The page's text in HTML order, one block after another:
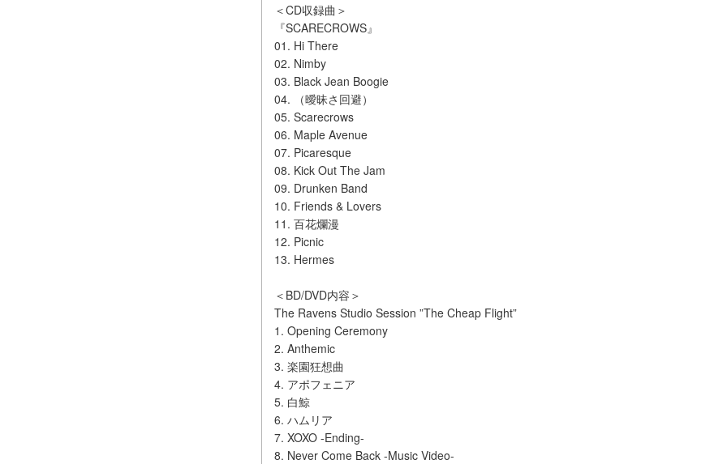
＜CD収録曲＞
『SCARECROWS』
01. Hi There
02. Nimby
03. Black Jean Boogie
04. （曖昧さ回避）
05. Scarecrows
06. Maple Avenue
07. Picaresque
08. Kick Out The Jam
09. Drunken Band
10. Friends & Lovers
11. 百花爛漫
12. Picnic
13. Hermes
＜BD/DVD内容＞
The Ravens Studio Session ”The Cheap Flight”
1. Opening Ceremony
2. Anthemic
3. 楽園狂想曲
4. アポフェニア
5. 白鯨
6. ハムリア
7. XOXO -Ending-
8. Never Come Back -Music Video-